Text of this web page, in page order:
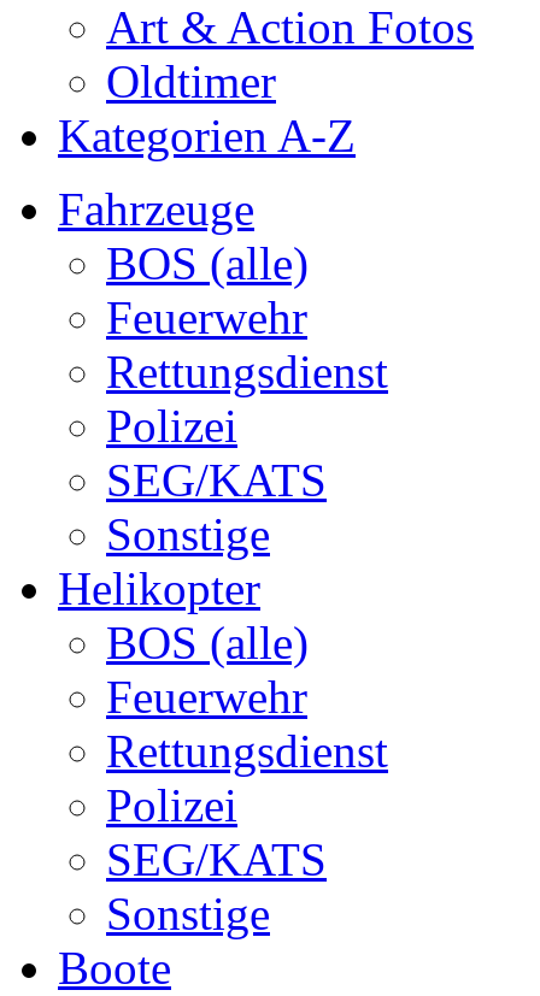
Art & Action Fotos
Oldtimer
Kategorien A-Z
Fahrzeuge
BOS (alle)
Feuerwehr
Rettungsdienst
Polizei
SEG/KATS
Sonstige
Helikopter
BOS (alle)
Feuerwehr
Rettungsdienst
Polizei
SEG/KATS
Sonstige
Boote